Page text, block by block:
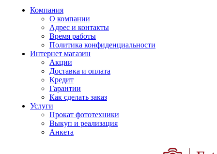
Компания
О компании
Адрес и контакты
Время работы
Политика конфиденциальности
Интернет магазин
Акции
Доставка и оплата
Кредит
Гарантии
Как сделать заказ
Услуги
Прокат фототехники
Выкуп и реализация
Анкета